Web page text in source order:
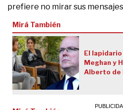
prefiere no mirar sus
Mirá También
El
Meghan y
Alberto de